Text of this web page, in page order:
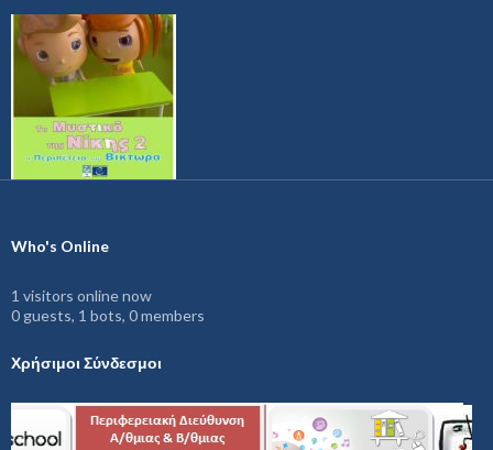
Who's Online
1 visitors online now
0 guests, 1 bots, 0 members
Χρήσιμοι Σύνδεσμοι